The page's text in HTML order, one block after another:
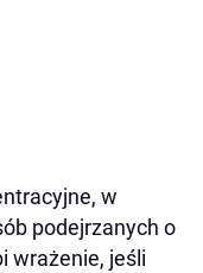
w
podejrzanych o
wrażenie, jeśli